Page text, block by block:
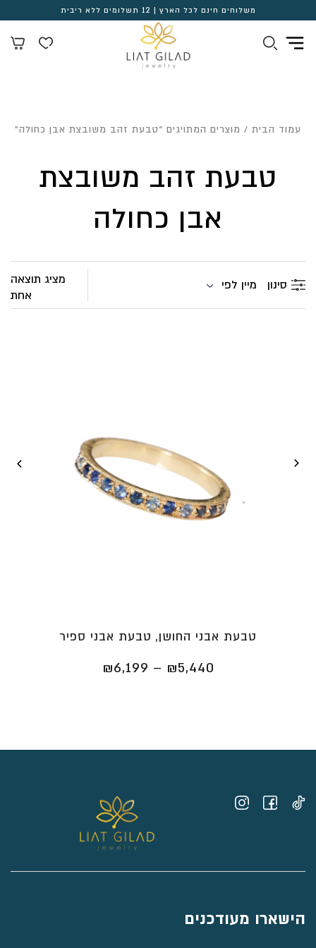
משלוחים חינם לכל הארץ | 12 תשלומים ללא ריבית
עמוד הבית / מוצרים המתויגים “טבעת זהב משובצת אבן כחולה”
טבעת זהב משובצת
אבן כחולה
סינון מיין לפי
מציג תוצאה
אחת
טבעת אבני החושן, טבעת אבני ספיר
₪5,440
–
₪6,199
הישארו מעודכנים